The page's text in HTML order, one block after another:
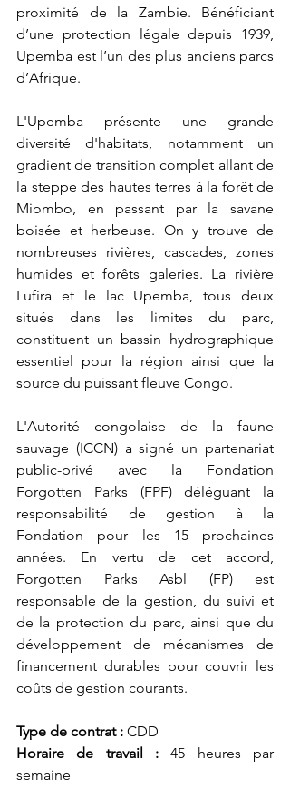
proximité de la Zambie. Bénéficiant
d’une protection légale depuis 1939,
Upemba est l’un des plus anciens parcs
d’Afrique.
L'Upemba présente une grande
diversité d'habitats, notamment un
gradient de transition complet allant de
la steppe des hautes terres à la forêt de
Miombo, en passant par la savane
boisée et herbeuse. On y trouve de
nombreuses rivières, cascades, zones
humides et forêts galeries. La rivière
Lufira et le lac Upemba, tous deux
situés dans les limites du parc,
constituent un bassin hydrographique
essentiel pour la région ainsi que la
source du puissant fleuve Congo.
L'Autorité congolaise de la faune
sauvage (ICCN) a signé un partenariat
public-privé avec la Fondation
Forgotten Parks (FPF) déléguant la
responsabilité de gestion à la
Fondation pour les 15 prochaines
années. En vertu de cet accord,
Forgotten Parks Asbl (FP) est
responsable de la gestion, du suivi et
de la protection du parc, ainsi que du
développement de mécanismes de
financement durables pour couvrir les
coûts de gestion courants.
Type de contrat : CDD
Horaire de travail : 45 heures par
semaine